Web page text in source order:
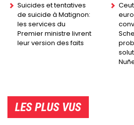
Suicides et tentatives
de suicide à Matignon:
les services du
Premier ministre livrent
leur version des faits
LES PLUS VUS